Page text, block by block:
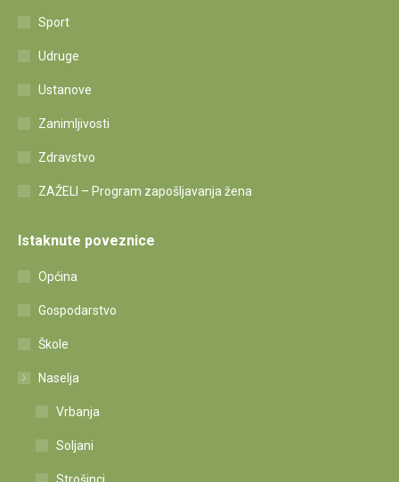
Sport
Udruge
Ustanove
Zanimljivosti
Zdravstvo
ZAŽELI – Program zapošljavanja žena
Istaknute poveznice
Općina
Gospodarstvo
Škole
Naselja
Vrbanja
Soljani